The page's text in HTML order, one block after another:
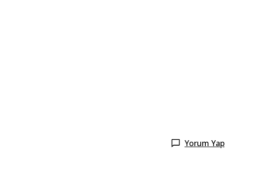
Yorum Yap